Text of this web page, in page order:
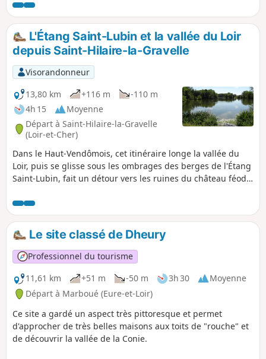
Gâts ou Gas. Ouvert au public, ce site de 23 ha
est protégé par le dispositif Natura 2000.
L'Étang Saint-Lubin et la vallée du Loir
depuis Saint-Hilaire-la-Gravelle
Visorandonneur
13,80 km
+116 m
-110 m
4h 15
Moyenne
Départ à Saint-Hilaire-la-Gravelle
(Loir-et-Cher)
Dans le Haut-Vendômois, cet itinéraire longe la vallée du
Loir, puis se glisse sous les ombrages des berges de l'Étang
Saint-Lubin, fait un détour vers les ruines du château féodal
paysage vallonné, pour retrouver le joli village de Saint-
Hilaire-la-Gravelle.
Le site classé de Dheury
Professionnel du tourisme
11,61 km
+51 m -50 m 3h 30
Moyenne
Départ à Marboué (Eure-et-Loir)
Ce site a gardé un aspect très pittoresque et permet
d'approcher de très belles maisons aux toits de "rouche" et
de découvrir la vallée de la Conie.